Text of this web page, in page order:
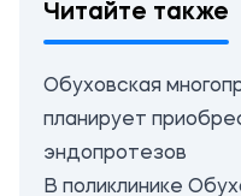
Читайте также
Обуховская
планирует
эндопротезов
В поликлинике